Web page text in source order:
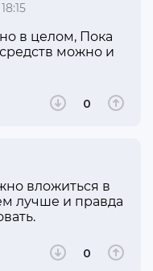
в целом, Пока
средств можно и
0
вложиться в
лучше и правда
0